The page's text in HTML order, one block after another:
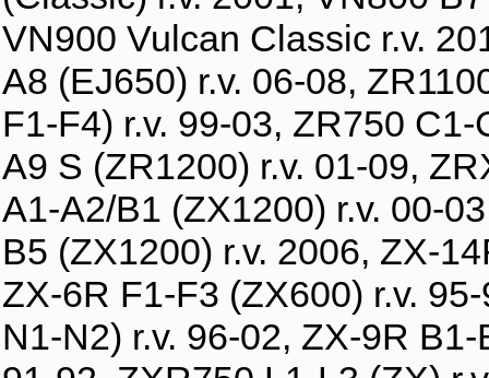
VN900 Vulcan Classic r.v.
A8 (EJ650) r.v. 06-08,
F1-F4) r.v. 99-03, ZR750
A9 S (ZR1200) r.v. 01-09,
A1-A2/B1 (ZX1200) r.v. 00-
B5 (ZX1200) r.v. 2006, ZX-
ZX-6R F1-F3 (ZX600) r.v.
N1-N2) r.v. 96-02, ZX-9R